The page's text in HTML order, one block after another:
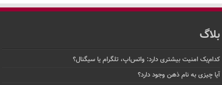
بلاگ
کدام‌یک امنیت بیشتری دارد: واتس‌اپ، تلگرام یا سیگنال؟
آیا چیزی به نام ذهن وجود دارد؟